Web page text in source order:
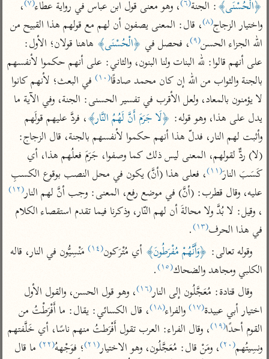
جمع الأقوال
تفسير ابن الجوزي
تفسير الماوردي
منتقاة
تفسير ابن القيم
تفسير ابن تيمية
عامّة
تفسير السمعاني
تفسير مكّي
محاسن التأويل
للقاسمي
تفسير الثعالبي
تفسير السمرقندي
تفسير الثعلبي
تفسير الرازي
أخرى
أضواء البيان
نظم الدرر للبقاعي
لغة وبلاغة
التحرير والتنوير
المحرر الوجيز لابن
عطية
البحر المحيط لأبي
البسيط للواحدي
تفسير أبي السعود
الكشاف للزمخشري
تفسير ابن عثيمين
مركَّزة العبارة
تفسير الجلالين
جامع البيان للإيجي
تفسير البيضاوي
تفسير النسفي
الوجيز للواحدي
تفسير ابن أبي زمنين
موسوعة التفسير
المأثور
الدر المنثور
تفسير ابن أبي حاتم
تفسير مقاتل
تفسير قتادة
﴿الْحُسْنَى﴾: الجنة ، وهو معنى قول ابن عباس في رواية عطاء
واختيار الزجاج(٨)
الله الجزاء الحسن(٩) ، فحصل في ﴿الْحُسْنَى﴾
بالجنة والثواب من الله إن كان محمد صادقًا(١٠)
يدل على هذا، وهو قوله: ﴿لَا جَرَمَ أَنَّ لَهُمُ النَّار﴾
كَسَبَ النارَ(١١)
عليه، وقال قطرب: (أنَّ) في موضع رفع، المعنى: وجب أنَّ لهم النار(١٢)
في هذا الحرف(١٣)
.
وقوله تعالى: ﴿وَأَنَّهُمْ مُفْرَطُونَ﴾ أي مُتْرَكون(١٤)
الكلبي ومجاهد والضحاك(١٥)
.
وقال قتادة: مُعَجَّلُون إلى النار(١٦)
اختيار أبي عبيدة(١٧) والفراء(١٨)
القوم أحدًا(١٩)
ونسِيتُهم(٢٠) ، ومَنْ قال: مُعَجَّلُون، وهو الاختيار(٢١) ؛ فوَجْههُ(٢٢)